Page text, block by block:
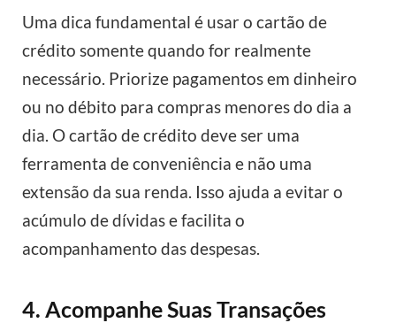
Uma dica fundamental é usar o cartão de
crédito somente quando for realmente
necessário. Priorize pagamentos em dinheiro
ou no débito para compras menores do dia a
dia. O cartão de crédito deve ser uma
ferramenta de conveniência e não uma
extensão da sua renda. Isso ajuda a evitar o
acúmulo de dívidas e facilita o
acompanhamento das despesas.
4. Acompanhe Suas Transações